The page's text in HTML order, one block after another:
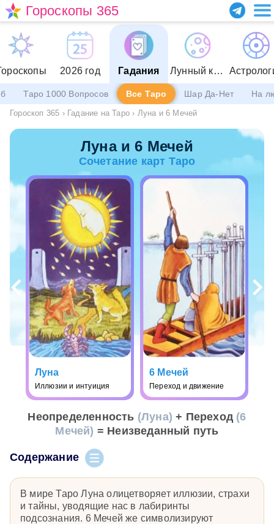
Гороскопы 365
2026 год Гадания Лунный календарь
Таро 1000 Вопросов Все Таро Шар Да-Нет На
Гороскоп 365 › Гадание на Таро › Луна и 6 Мечей
Луна и 6 Мечей
Сочетание карт Таро
Луна
Иллюзии и интуиция
6 Мечей
Переход и движение
Неопределенность (Луна) + Переход (6
Мечей) = Неизведанный путь
Содержание
В мире Таро Луна олицетворяет иллюзии, страхи
и тайны, уводящие нас в лабиринты
подсознания. 6 Мечей же символизируют